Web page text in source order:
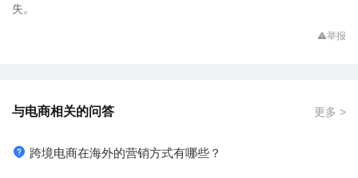
失。
举报
与电商相关的问答 更多 >
跨境电商在海外的营销方式有哪些？